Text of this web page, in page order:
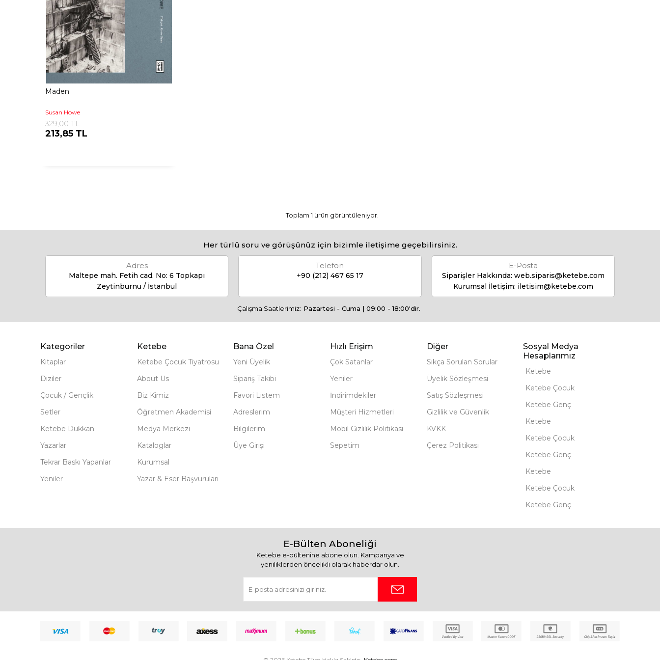
Maden
Susan Howe
329,00 TL
213,85 TL
Toplam 1 ürün görüntüleniyor.
Her türlü soru ve görüşünüz için bizimle iletişime geçebilirsiniz.
Adres
Maltepe mah. Fetih cad. No: 6 Topkapı
Zeytinburnu / İstanbul
Telefon
+90 (212) 467 65 17
E-Posta
Siparişler Hakkında: web.siparis@ketebe.com
Kurumsal İletişim: iletisim@ketebe.com
Çalışma Saatlerimiz: Pazartesi - Cuma | 09:00 - 18:00'dir.
Kategoriler
Kitaplar
Diziler
Çocuk / Gençlik
Setler
Ketebe Dükkan
Yazarlar
Tekrar Baskı Yapanlar
Yeniler
Ketebe
Ketebe Çocuk Tiyatrosu
About Us
Biz Kimiz
Öğretmen Akademisi
Medya Merkezi
Kataloglar
Kurumsal
Yazar & Eser Başvuruları
Bana Özel
Yeni Üyelik
Sipariş Takibi
Favori Listem
Adreslerim
Bilgilerim
Üye Girişi
Hızlı Erişim
Çok Satanlar
Yeniler
İndirimdekiler
Müşteri Hizmetleri
Mobil Gizlilik Politikası
Sepetim
Diğer
Sıkça Sorulan Sorular
Üyelik Sözleşmesi
Satış Sözleşmesi
Gizlilik ve Güvenlik
KVKK
Çerez Politikası
Sosyal Medya
Hesaplarımız
Ketebe
Ketebe Çocuk
Ketebe Genç
Ketebe
Ketebe Çocuk
Ketebe Genç
Ketebe
Ketebe Çocuk
Ketebe Genç
E-Bülten Aboneliği
Ketebe e-bültenine abone olun. Kampanya ve
yeniliklerden öncelikli olarak haberdar olun.